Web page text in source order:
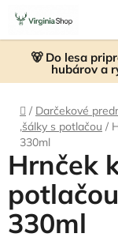
Prejsť
obsah
🐻 Do lesa
hubárov a
Domov
/ Darčekové
,šálky s potlačou /
330ml
Hrnček
330ml